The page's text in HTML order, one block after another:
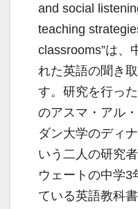
and social
teaching
classrooms”は、
れた英語の聞き
す。研究を行っ
のアスマ・アル
ダン大学のディ
いう二人の研究
ウェートの中学3
ている英語教科